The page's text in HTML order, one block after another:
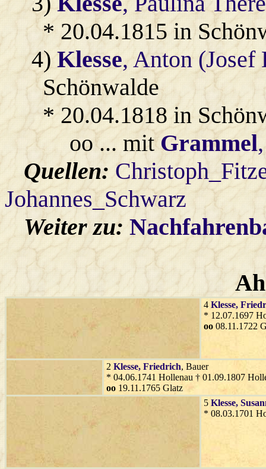
* 20.04.1815 in
4)Klesse, Anton
Schönwalde
* 20.04.1818 in
oo ... mitGrammel
Quellen:
Johannes_Schwarz
Weiter zu:
4 Klesse,
* 12.07.1697
oo 08.11.1722
2 Klesse, Friedrich, Bauer
* 04.06.1741 Hollenau † 01.09.1807
oo 19.11.1765 Glatz
5 Klesse,
* 08.03.1701